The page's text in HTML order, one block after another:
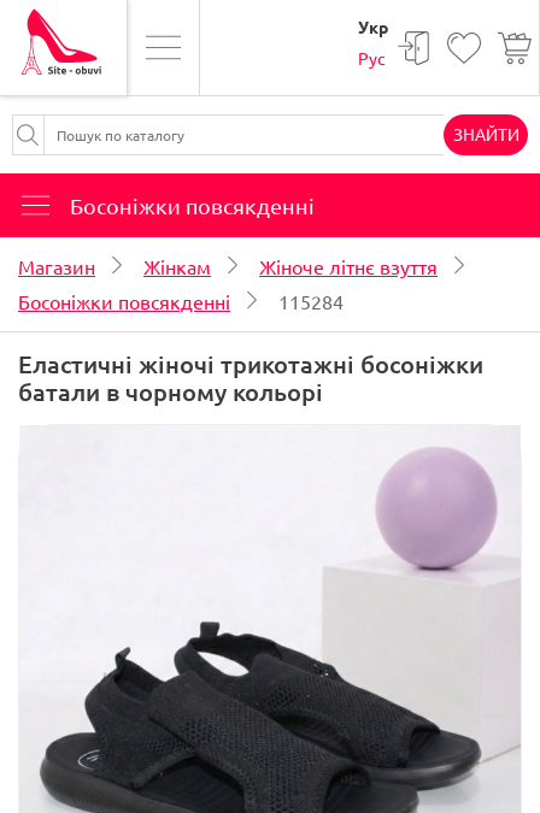
Укр
Рус
ЗНАЙТИ
Босоніжки повсякденні
Магазин Жінкам
Жіноче літнє взуття
Босоніжки повсякденні
115284
Еластичні жіночі трикотажні босоніжки
батали в чорному кольорі